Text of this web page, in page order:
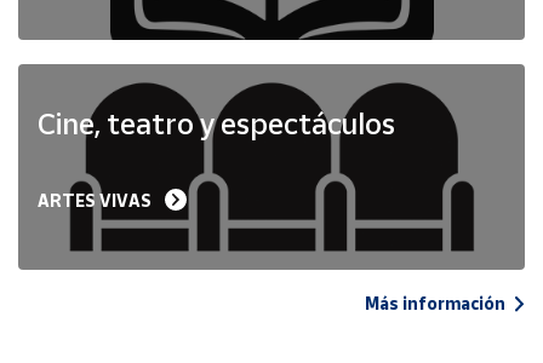
Cine, teatro y espectáculos
ARTES VIVAS
Más información